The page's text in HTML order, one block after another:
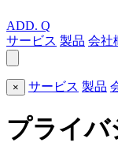
ADD. Q
サービス 製品 会社
× サービス 製品
プライバ